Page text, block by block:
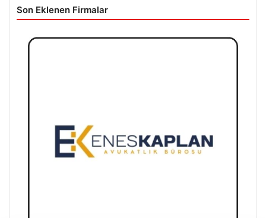
Son Eklenen Firmalar